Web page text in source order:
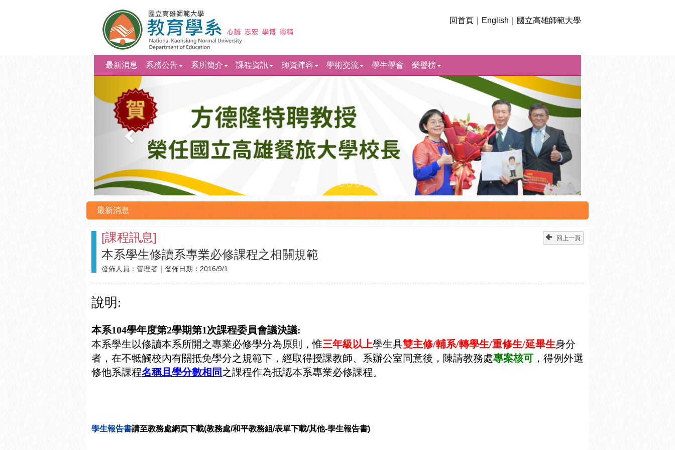
回首頁 English 國立高雄師範大學
最新消息 系務公告 系所簡介 課程資訊 師資陣容 學術交流 學生學會 榮譽榜
上
一
則
下
一
則
最新消息
[課程訊息]
本系學生修讀系專業必修課程之相關規範
發佈人員： 管理者 ｜發佈日期： 2016/9/1
回上一頁
說明 :
本系104學年度第2學期第1次課程委員會議決議:
本系學生以修讀本系所開之專業必修學分為原則，惟三年級以上學生具雙主修/輔系/轉學生/重修生/延畢生身分
者，在不牴觸校內有關抵免學分之規範下，經取得授課教師、系辦公室同意後， 陳請教務處專案核可 ，得例外選
修他系課程名稱且學分數相同 之課程作為抵認本系專業必修課程。
學生報告書請至教務處網頁下載(教務處/和平教務組/表單下載/其他-學生報告書)